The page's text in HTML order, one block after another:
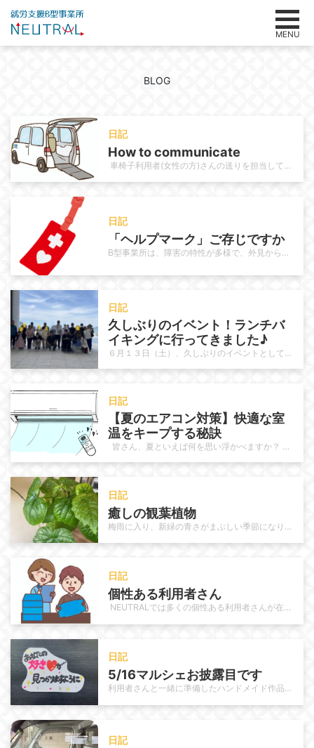
MENU
BLOG
日記
How to communicate
車椅子利用者(女性の方)さんの送りを担当しています。その利用者さんは長年当事業所を利用されていて利用当初はお母様の送迎で通…
日記
「ヘルプマーク」ご存じですか
B型事業所は、障害の特性が多様で、外見からは分からない困難を抱える方も多く、利用者さんの中にもヘルプマークを使っている方がい…
日記
久しぶりのイベント！ランチバ
イキングに行ってきました♪
６月１３日（土）、久しぶりのイベントとして、唐津シーサイドホテル内のレストラン「月波桜」へランチバイキングに行ってきました。…
日記
【夏のエアコン対策】快適な室
温をキープする秘訣
皆さん、夏といえば何を思い浮かべますか？ 海にプール、冷たいスイカ、夏祭りや花火……楽しいイベントが目白押しで…
日記
癒しの観葉植物
梅雨に入り、新緑の青さがまぶしい季節になりました。 NEUTRALでも梅雨特有のジメっとする不快感に負けずに元気に作業に取り…
日記
個性ある利用者さん
NEUTRALでは多くの個性ある利用者さんが在籍されています。作業に於いて手先が器用な人、周りの方を愉快にさせる様な雰囲気…
日記
5/16マルシェお披露目です
利用者さんと一緒に準備したハンドメイド作品、いよいよお披露目します！ いよいよ今週末はマルシェ出店の日。 テーブルの上には、…
日記